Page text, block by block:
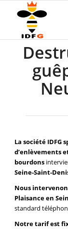
La société IDFG
d’enlèvements
bourdons
Seine-Saint-
Nous
Plaisance en
standard
Notre tarif est